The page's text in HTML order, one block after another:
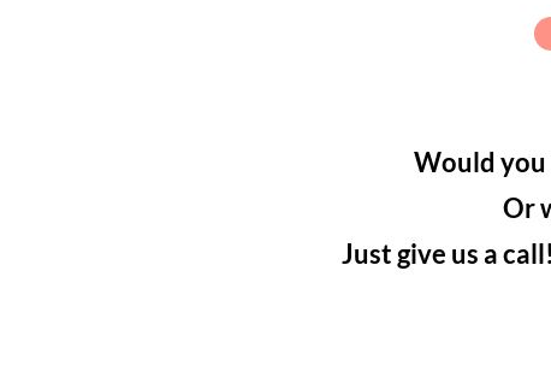
Would you
Or
Just give us a